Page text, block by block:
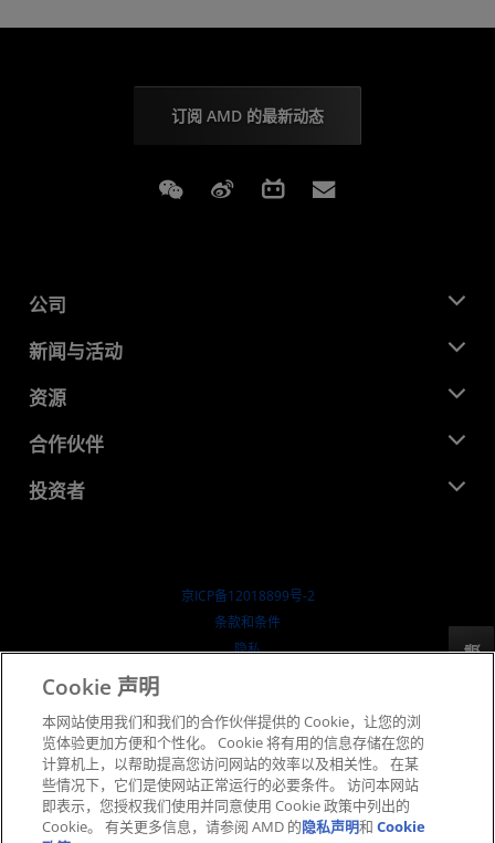
反馈
订阅 AMD 的最新动态
Weixin Weibo Bilibili
公司
关于 AMD
企业责任
就业机会
联系我们
新闻与活动
新闻中心
媒体库
资源
开发中心
成功案例
合作伙伴
AMD 合作伙伴中心
投资者
京ICP备12018899号-2
​条款和条件
隐私
公开公平竞争
英国税收策略
Cookie 政策
Cookie 设置
Cookie 声明
本网站使用我们和我们的合作伙伴提供的 Cookie，让您的浏
览体验更加方便和个性化。 Cookie 将有用的信息存储在您的
计算机上，以帮助提高您访问网站的效率以及相关性。 在某
些情况下，它们是使网站正常运行的必要条件。 访问本网站
即表示，您授权我们使用并同意使用 Cookie 政策中列出的
Cookie。 有关更多信息，请参阅 AMD 的隐私声明和Cookie